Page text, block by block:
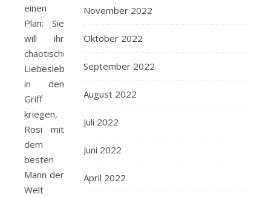
einen
Plan: Sie
will ihr
chaotisches
Liebesleben
in den
Griff
kriegen,
Rosi mit
dem
besten
Mann der
Welt
November 2022
Oktober 2022
September 2022
August 2022
Juli 2022
Juni 2022
April 2022